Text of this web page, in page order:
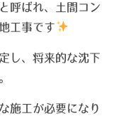
呼ばれ、土間コン
工事です
し、将来的な沈下
施工が必要になり